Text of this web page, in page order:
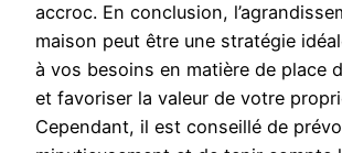
accroc. En conclusion,
maison peut être une stratégie
à vos besoins en matière de place
et favoriser la valeur de votre
Cependant, il est conseillé de